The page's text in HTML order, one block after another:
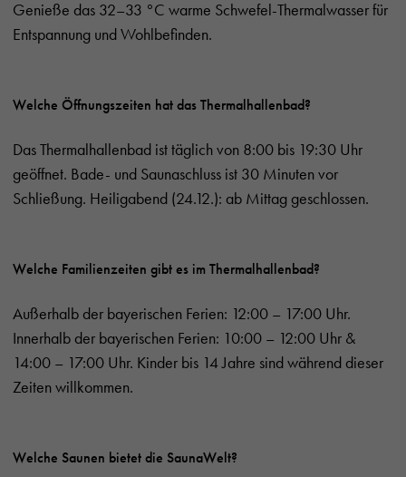
Genieße das 32–33 °C warme Schwefel-Thermalwasser für
Entspannung und Wohlbefinden.
Welche Öffnungszeiten hat das Thermalhallenbad?
Das Thermalhallenbad ist täglich von 8:00 bis 19:30 Uhr
geöffnet. Bade- und Saunaschluss ist 30 Minuten vor
Schließung. Heiligabend (24.12.): ab Mittag geschlossen.
Welche Familienzeiten gibt es im Thermalhallenbad?
Außerhalb der bayerischen Ferien: 12:00 – 17:00 Uhr.
Innerhalb der bayerischen Ferien: 10:00 – 12:00 Uhr &
14:00 – 17:00 Uhr. Kinder bis 14 Jahre sind während dieser
Zeiten willkommen.
Welche Saunen bietet die SaunaWelt?